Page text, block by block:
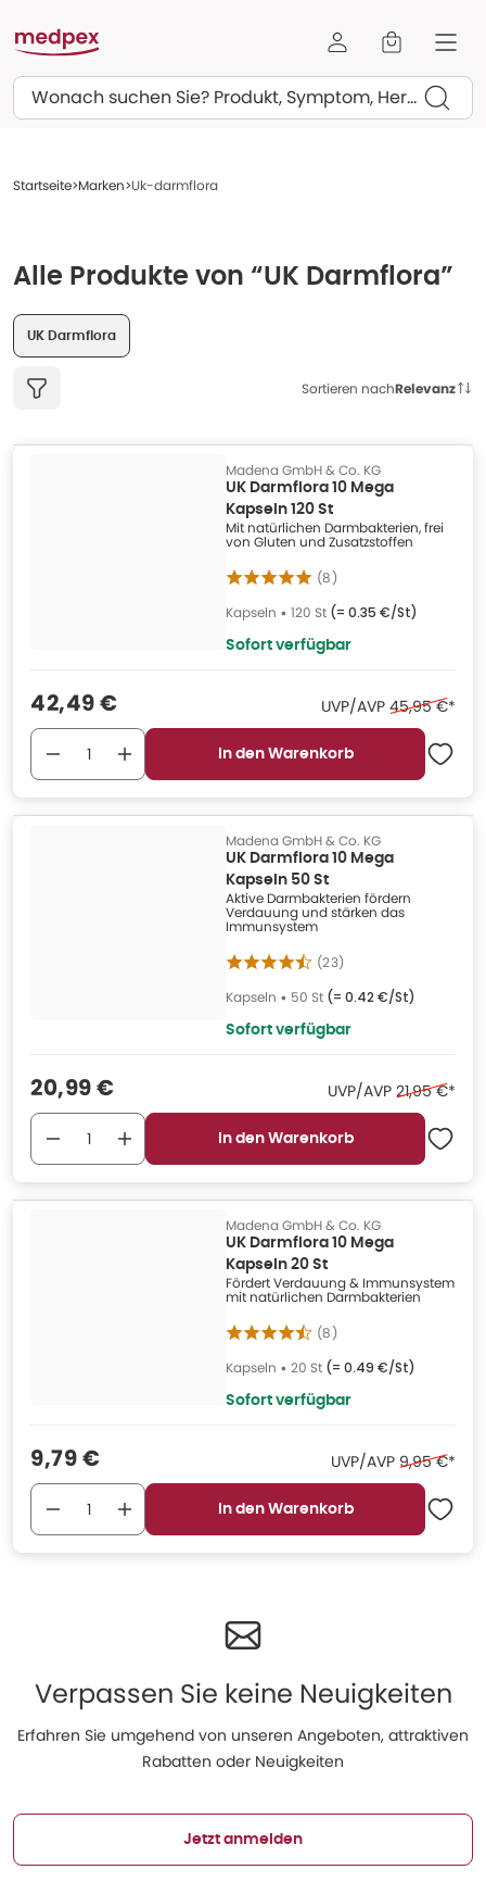
Suchen
Startseite Marken Uk-darmflora
Alle Produkte von “UK Darmflora”
UK Darmflora
Sortieren nachRelevanz
Madena GmbH & Co. KG
UK Darmflora 10 Mega
Kapseln 120 St
Mit natürlichen Darmbakterien, frei
von Gluten und Zusatzstoffen
(8)
Kapseln • 120 St (= 0.35 €/St)
Sofort verfügbar
Verkaufspreis
42,49 € UVP/AVP Ehemaliger
45,95 €*
In den Warenkorb
Madena GmbH & Co. KG
UK Darmflora 10 Mega
Kapseln 50 St
Aktive Darmbakterien fördern
Verdauung und stärken das
Immunsystem
(23)
Kapseln • 50 St (= 0.42 €/St)
Sofort verfügbar
Verkaufspreis
20,99 € UVP/AVP Ehemaliger
21,95 €*
In den Warenkorb
Madena GmbH & Co. KG
UK Darmflora 10 Mega
Kapseln 20 St
Fördert Verdauung & Immunsystem
mit natürlichen Darmbakterien
(8)
Kapseln • 20 St (= 0.49 €/St)
Sofort verfügbar
Verkaufspreis
9,79 € UVP/AVP Ehemaliger
9,95 €*
In den Warenkorb
Verpassen Sie keine Neuigkeiten
Erfahren Sie umgehend von unseren Angeboten, attraktiven
Rabatten oder Neuigkeiten
Jetzt anmelden